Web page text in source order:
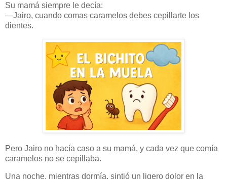
Su mamá siempre le decía:
—Jairo, cuando comas caramelos debes cepillarte los
dientes.
Pero Jairo no hacía caso a su mamá, y cada vez que comía
caramelos no se cepillaba.
Una noche, mientras dormía, sintió un ligero dolor en la